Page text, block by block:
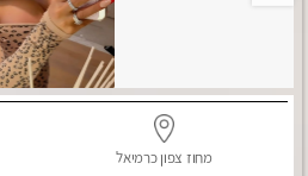
מחוז צפוןכרמיאל